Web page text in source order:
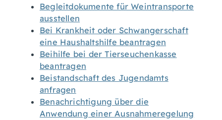
Begleitdokumente für Weintransporte
ausstellen
Bei Krankheit oder Schwangerschaft
eine Haushaltshilfe beantragen
Beihilfe bei der Tierseuchenkasse
beantragen
Beistandschaft des Jugendamts
anfragen
Benachrichtigung über die
Anwendung einer Ausnahmeregelung